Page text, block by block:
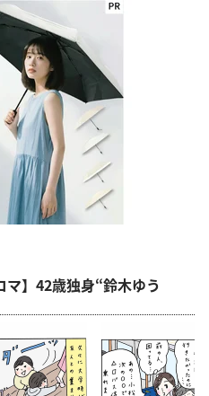
】42歳独身“鈴木ゆう